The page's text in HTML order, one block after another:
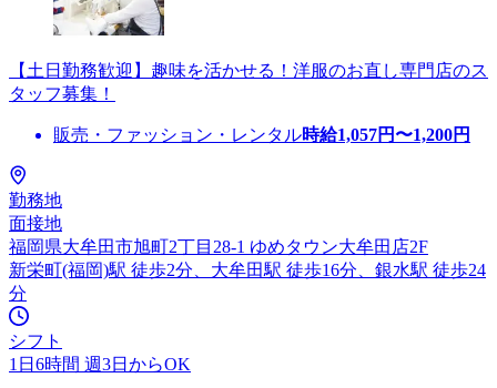
【土日勤務歓迎】趣味を活かせる！洋服のお直し専門店のス
タッフ募集！
販売・ファッション・レンタル時給1,057円〜1,200円
勤務地
面接地
福岡県大牟田市旭町2丁目28-1 ゆめタウン大牟田店2F
新栄町(福岡)駅 徒歩2分、大牟田駅 徒歩16分、銀水駅 徒歩24
分
シフト
1日6時間 週3日からOK